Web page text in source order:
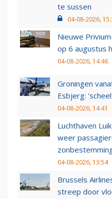
te sussen
04-08-2026,
Nieuwe
op 6 augustus
04-08-2026, 14:46
Groningen
Esbjerg:
04-08-2026, 14:41
Luchthaven
weer
04-08-2026, 13:54
Brussels
streep door